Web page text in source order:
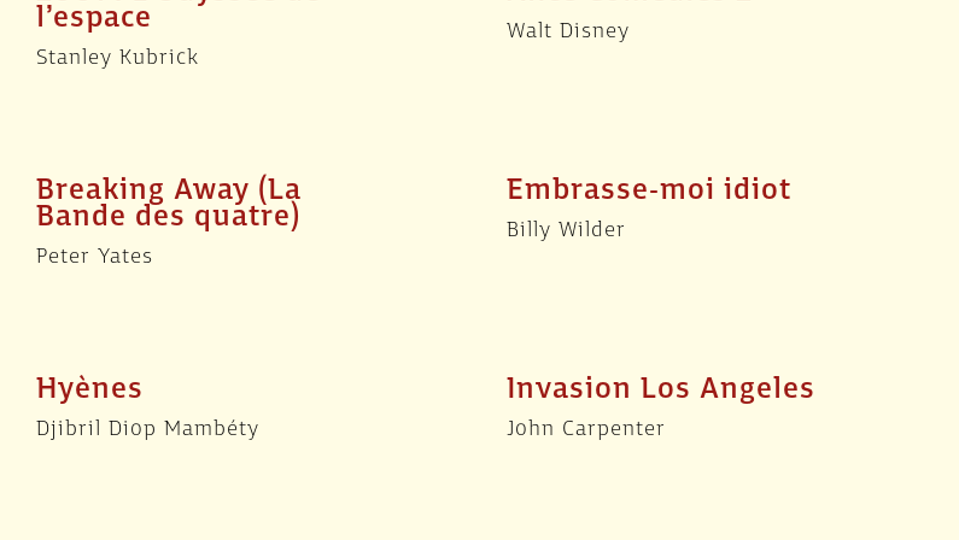
l’espace
Stanley Kubrick
Walt Disney
Breaking Away (La
Bande des quatre)
Peter Yates
Embrasse-moi idiot
Billy Wilder
Hyènes
Djibril Diop Mambéty
Invasion Los Angeles
John Carpenter